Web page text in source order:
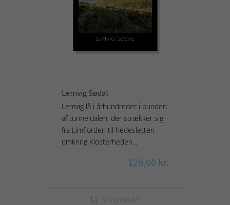
Lemvig Sødal
Lemvig lå i århundreder i bunden
af tunneldalen, der strækker sig
fra Limfjorden til hedesletten
omkring Klosterheden...
129,00 kr.
Vis produkt